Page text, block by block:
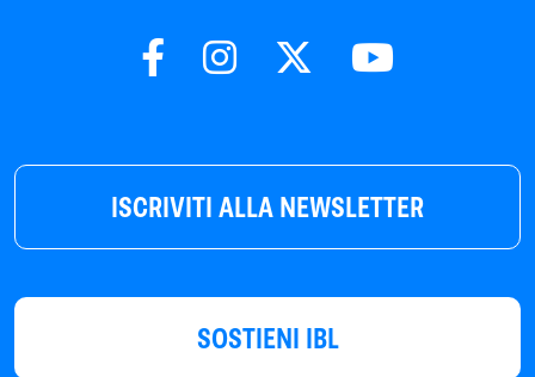
ISCRIVITI ALLA NEWSLETTER
SOSTIENI IBL